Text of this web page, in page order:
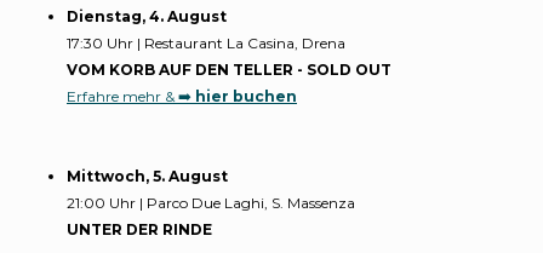
Dienstag, 4. August
17:30 Uhr | Restaurant La Casina, Drena
VOM KORB AUF DEN TELLER - SOLD OUT
Erfahre mehr & ➡️ hier buchen
Mittwoch, 5. August
21:00 Uhr | Parco Due Laghi, S. Massenza
UNTER DER RINDE